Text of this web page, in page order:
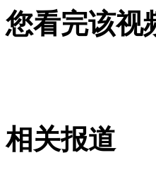
"端午快乐"来自太空的
您看完该视
相关报道